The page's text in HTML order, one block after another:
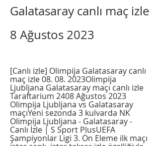
Galatasaray canlı maç izle
8 Ağustos 2023
[Canlı izle] Olimpija Galatasaray canlı
maç izle 08. 08. 2023Olimpija
Ljubljana Galatasaray maçı canlı izle
Taraftarium 2408 Ağustos 2023
Olimpija Ljubljana vs Galatasaray
maçıYeni sezonda 3 kulvarda NK
Olimpija Ljubljana - Galatasaray -
Canlı İzle | S Sport PlusUEFA
Şampiyonlar Ligi 3. Ön Eleme ilk maçı